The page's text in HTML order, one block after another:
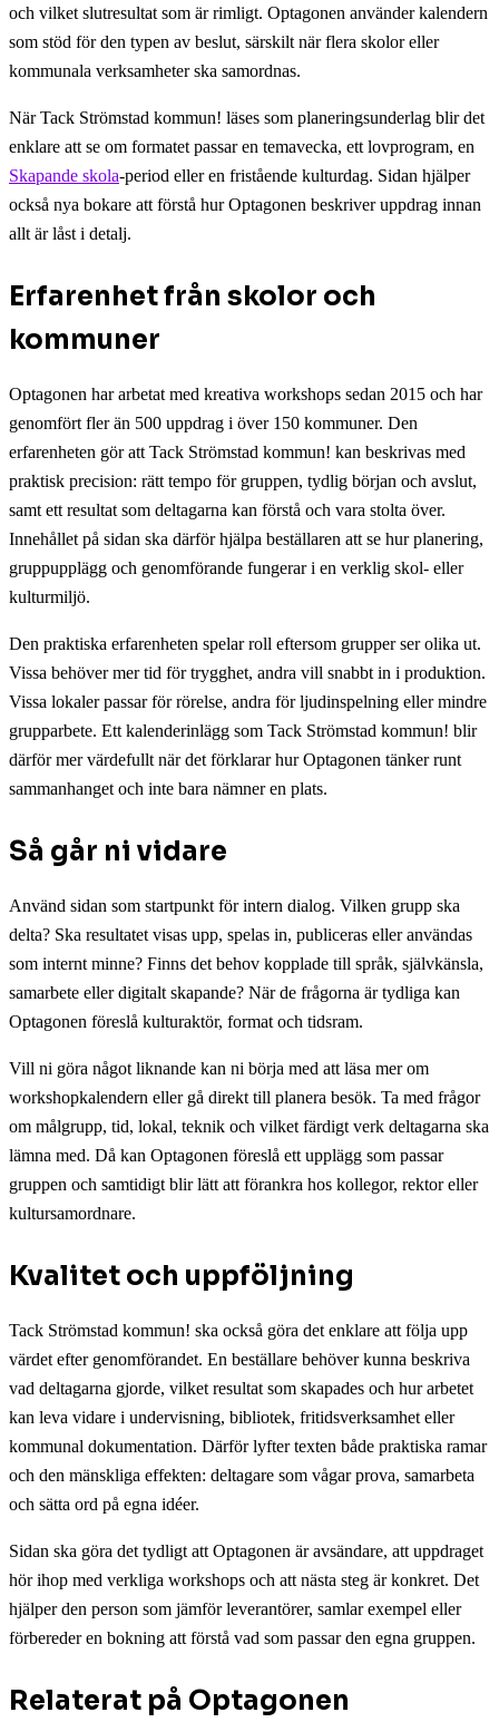
och vilket slutresultat som är rimligt. Optagonen använder kalendern
som stöd för den typen av beslut, särskilt när flera skolor eller
kommunala verksamheter ska samordnas.
När Tack Strömstad kommun! läses som planeringsunderlag blir det
enklare att se om formatet passar en temavecka, ett lovprogram, en
Skapande skola-period eller en fristående kulturdag. Sidan hjälper
också nya bokare att förstå hur Optagonen beskriver uppdrag innan
allt är låst i detalj.
Erfarenhet från skolor och
kommuner
Optagonen har arbetat med kreativa workshops sedan 2015 och har
genomfört fler än 500 uppdrag i över 150 kommuner. Den
erfarenheten gör att Tack Strömstad kommun! kan beskrivas med
praktisk precision: rätt tempo för gruppen, tydlig början och avslut,
samt ett resultat som deltagarna kan förstå och vara stolta över.
Innehållet på sidan ska därför hjälpa beställaren att se hur planering,
gruppupplägg och genomförande fungerar i en verklig skol- eller
kulturmiljö.
Den praktiska erfarenheten spelar roll eftersom grupper ser olika ut.
Vissa behöver mer tid för trygghet, andra vill snabbt in i produktion.
Vissa lokaler passar för rörelse, andra för ljudinspelning eller mindre
grupparbete. Ett kalenderinlägg som Tack Strömstad kommun! blir
därför mer värdefullt när det förklarar hur Optagonen tänker runt
sammanhanget och inte bara nämner en plats.
Så går ni vidare
Använd sidan som startpunkt för intern dialog. Vilken grupp ska
delta? Ska resultatet visas upp, spelas in, publiceras eller användas
som internt minne? Finns det behov kopplade till språk, självkänsla,
samarbete eller digitalt skapande? När de frågorna är tydliga kan
Optagonen föreslå kulturaktör, format och tidsram.
Vill ni göra något liknande kan ni börja med att läsa mer om
workshopkalendern eller gå direkt till planera besök. Ta med frågor
om målgrupp, tid, lokal, teknik och vilket färdigt verk deltagarna ska
lämna med. Då kan Optagonen föreslå ett upplägg som passar
gruppen och samtidigt blir lätt att förankra hos kollegor, rektor eller
kultursamordnare.
Kvalitet och uppföljning
Tack Strömstad kommun! ska också göra det enklare att följa upp
värdet efter genomförandet. En beställare behöver kunna beskriva
vad deltagarna gjorde, vilket resultat som skapades och hur arbetet
kan leva vidare i undervisning, bibliotek, fritidsverksamhet eller
kommunal dokumentation. Därför lyfter texten både praktiska ramar
och den mänskliga effekten: deltagare som vågar prova, samarbeta
och sätta ord på egna idéer.
Sidan ska göra det tydligt att Optagonen är avsändare, att uppdraget
hör ihop med verkliga workshops och att nästa steg är konkret. Det
hjälper den person som jämför leverantörer, samlar exempel eller
förbereder en bokning att förstå vad som passar den egna gruppen.
Relaterat på Optagonen